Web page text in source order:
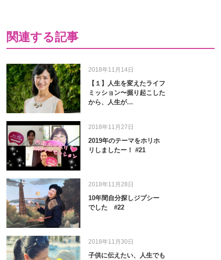
関連する記事
2018年11月14日
【１】人生を変えたライフ
ミッション〜掘り起こした
から、人生が…
2018年11月27日
2019年のテーマをホリホ
リしましたー！ #21
2018年11月28日
10年間自分探しジプシー
でした #22
2018年11月30日
子供に伝えたい、人生でも